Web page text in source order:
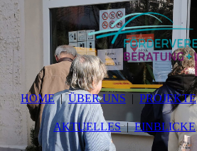
HOME ÜBER UNS PROJEKTE
AKTUELLES EINBLICKE